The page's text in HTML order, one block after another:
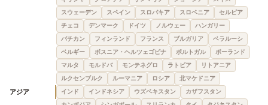
スウェーデン
スペイン スロバキア スロベニア
セルビア
チェコ
デンマーク ドイツ ノルウェー
ハンガリー
バチカン
フィンランド フランス ブルガリア
ベラルーシ
ベルギー
ボスニア・ヘルツェゴビナ ポルトガル
ポーランド
マルタ
モルドバ モンテネグロ ラトビア
リトアニア
ルクセンブルク
ルーマニア ロシア 北マケドニア
アジア インド インドネシア ウズベキスタン
カザフスタン